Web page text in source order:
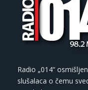
Radio „014“
slušalaca o čemu